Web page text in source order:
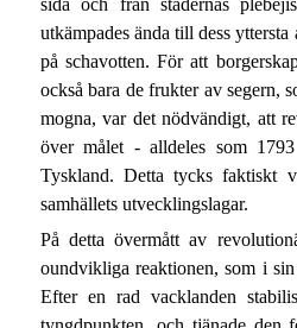
sida och från städernas
utkämpades ända till dess
på schavotten. För att
också bara de frukter av segern,
mogna, var det nödvändigt, att
över målet - alldeles som
Tyskland. Detta tycks faktiskt
samhällets utvecklingslagar.
På detta övermått av
oundvikliga reaktionen, som i
Efter en rad vacklanden